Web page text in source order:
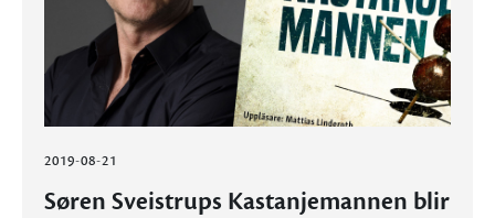
2019-08-21
Søren Sveistrups Kastanjemannen blir